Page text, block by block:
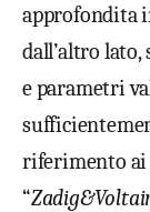
approfondita
dall’altro
e parametri
riferimento ai
“